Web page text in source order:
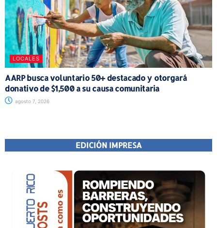
LOCALES
AARP busca voluntario 50+ destacado y otorgará
donativo de $1,500 a su causa comunitaria
agosto 7, 2026
EDICIÓN IMPRESA